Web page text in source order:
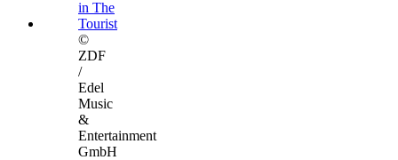
©
ZDF
/
Edel
Music
&
Entertainment
GmbH